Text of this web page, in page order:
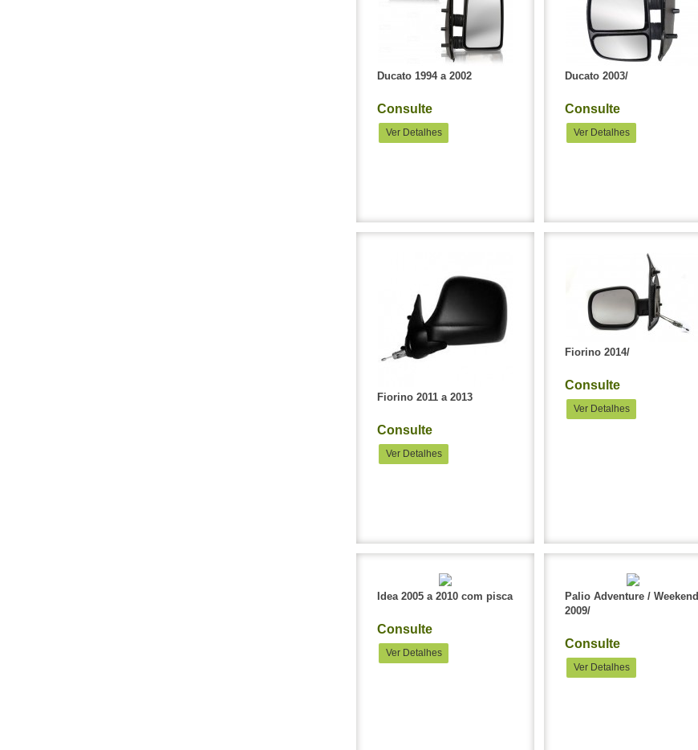
Ducato 1994 a 2002
Consulte
Ver Detalhes
Ducato 2003/
Consulte
Ver Detalhes
Fiorino 2011 a 2013
Consulte
Ver Detalhes
Fiorino 2014/
Consulte
Ver Detalhes
Idea 2005 a 2010 com pisca
Consulte
Ver Detalhes
Palio Adventure / Weekend
2009/
Consulte
Ver Detalhes